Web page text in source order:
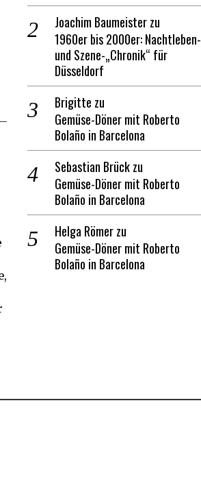
Joachim Baumeisterzu
1960er bis 2000er: Nachtleben-
und Szene-„Chronik“ für
Düsseldorf
Brigitte zu
Gemüse-Döner mit Roberto
Bolaño in Barcelona
Sebastian Brückzu
Gemüse-Döner mit Roberto
Bolaño in Barcelona
Helga Römerzu
Gemüse-Döner mit Roberto
Bolaño in Barcelona